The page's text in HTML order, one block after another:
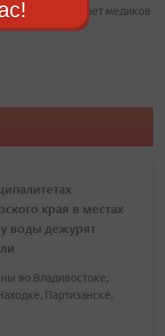
привлекает медиков
края в местах
воды дежурят
во Владивостоке,
Партизанске,